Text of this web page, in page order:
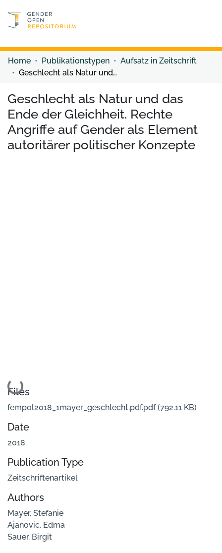
Discover content
Home Publikationstypen
Aufsatz in Zeitschrift
Geschlecht als Natur und das Ende der Gleichheit. Rechte Angriffe auf Gender als Element autoritärer politischer Konzepte
Geschlecht als Natur und das
Ende der Gleichheit. Rechte
Angriffe auf Gender als Element
autoritärer politischer Konzepte
Loading...
Files
fempol2018_1mayer_geschlecht.pdf.pdf(792.11 KB)
Date
2018
Publication Type
Zeitschriftenartikel
Authors
Mayer, Stefanie
Ajanovic, Edma
Sauer, Birgit